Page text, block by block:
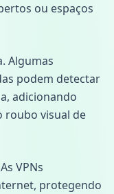
ou espaços
Algumas
podem detectar
adicionando
roubo visual de
VPNs
protegendo